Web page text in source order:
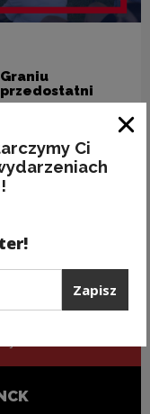
przedostatni
NEWSLETTER
ze świata
Ci
Zapisz